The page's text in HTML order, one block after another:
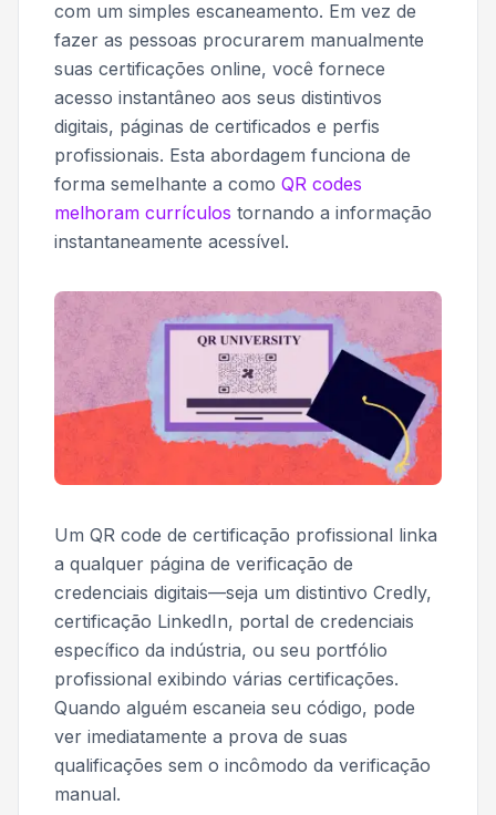
com um simples escaneamento. Em vez de
fazer as pessoas procurarem manualmente
suas certificações online, você fornece
acesso instantâneo aos seus distintivos
digitais, páginas de certificados e perfis
profissionais. Esta abordagem funciona de
forma semelhante a como QR codes
melhoram currículos tornando a informação
instantaneamente acessível.
Um QR code de certificação profissional linka
a qualquer página de verificação de
credenciais digitais—seja um distintivo Credly,
certificação LinkedIn, portal de credenciais
específico da indústria, ou seu portfólio
profissional exibindo várias certificações.
Quando alguém escaneia seu código, pode
ver imediatamente a prova de suas
qualificações sem o incômodo da verificação
manual.